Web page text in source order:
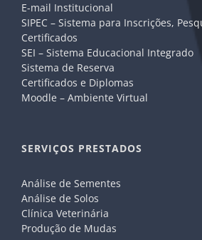
E-mail Institucional
SIPEC – Sistema para Inscrições,
Certificados
SEI – Sistema Educacional Integrado
Sistema de Reserva
Certificados e Diplomas
Moodle – Ambiente Virtual
SERVIÇOS PRESTADOS
Análise de Sementes
Análise de Solos
Clínica Veterinária
Produção de Mudas